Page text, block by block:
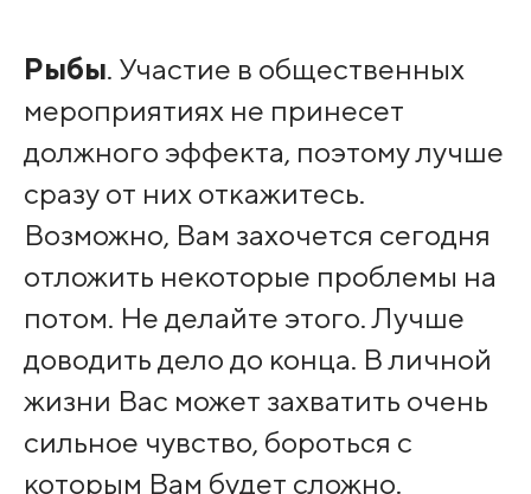
Рыбы. Участие в общественных
мероприятиях не принесет
должного эффекта, поэтому лучше
сразу от них откажитесь.
Возможно, Вам захочется сегодня
отложить некоторые проблемы на
потом. Не делайте этого. Лучше
доводить дело до конца. В личной
жизни Вас может захватить очень
сильное чувство, бороться с
которым Вам будет сложно.